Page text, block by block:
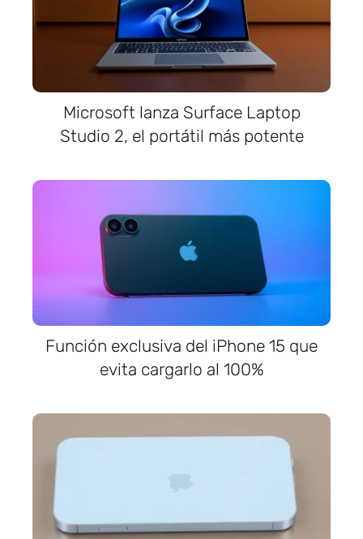
Microsoft lanza Surface Laptop
Studio 2, el portátil más potente
Función exclusiva del iPhone 15 que
evita cargarlo al 100%